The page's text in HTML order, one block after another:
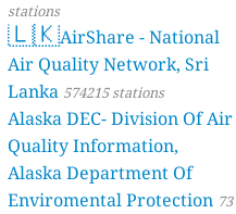
stations
🇱🇰AirShare - National
Air Quality Network, Sri
Lanka 574215 stations
Alaska DEC- Division Of Air
Quality Information,
Alaska Department Of
Enviromental Protection 73